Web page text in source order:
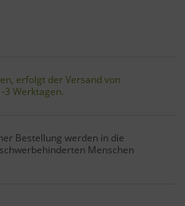
erfolgt der Versand von
3 Werktagen.
Bestellung werden in die
Menschen